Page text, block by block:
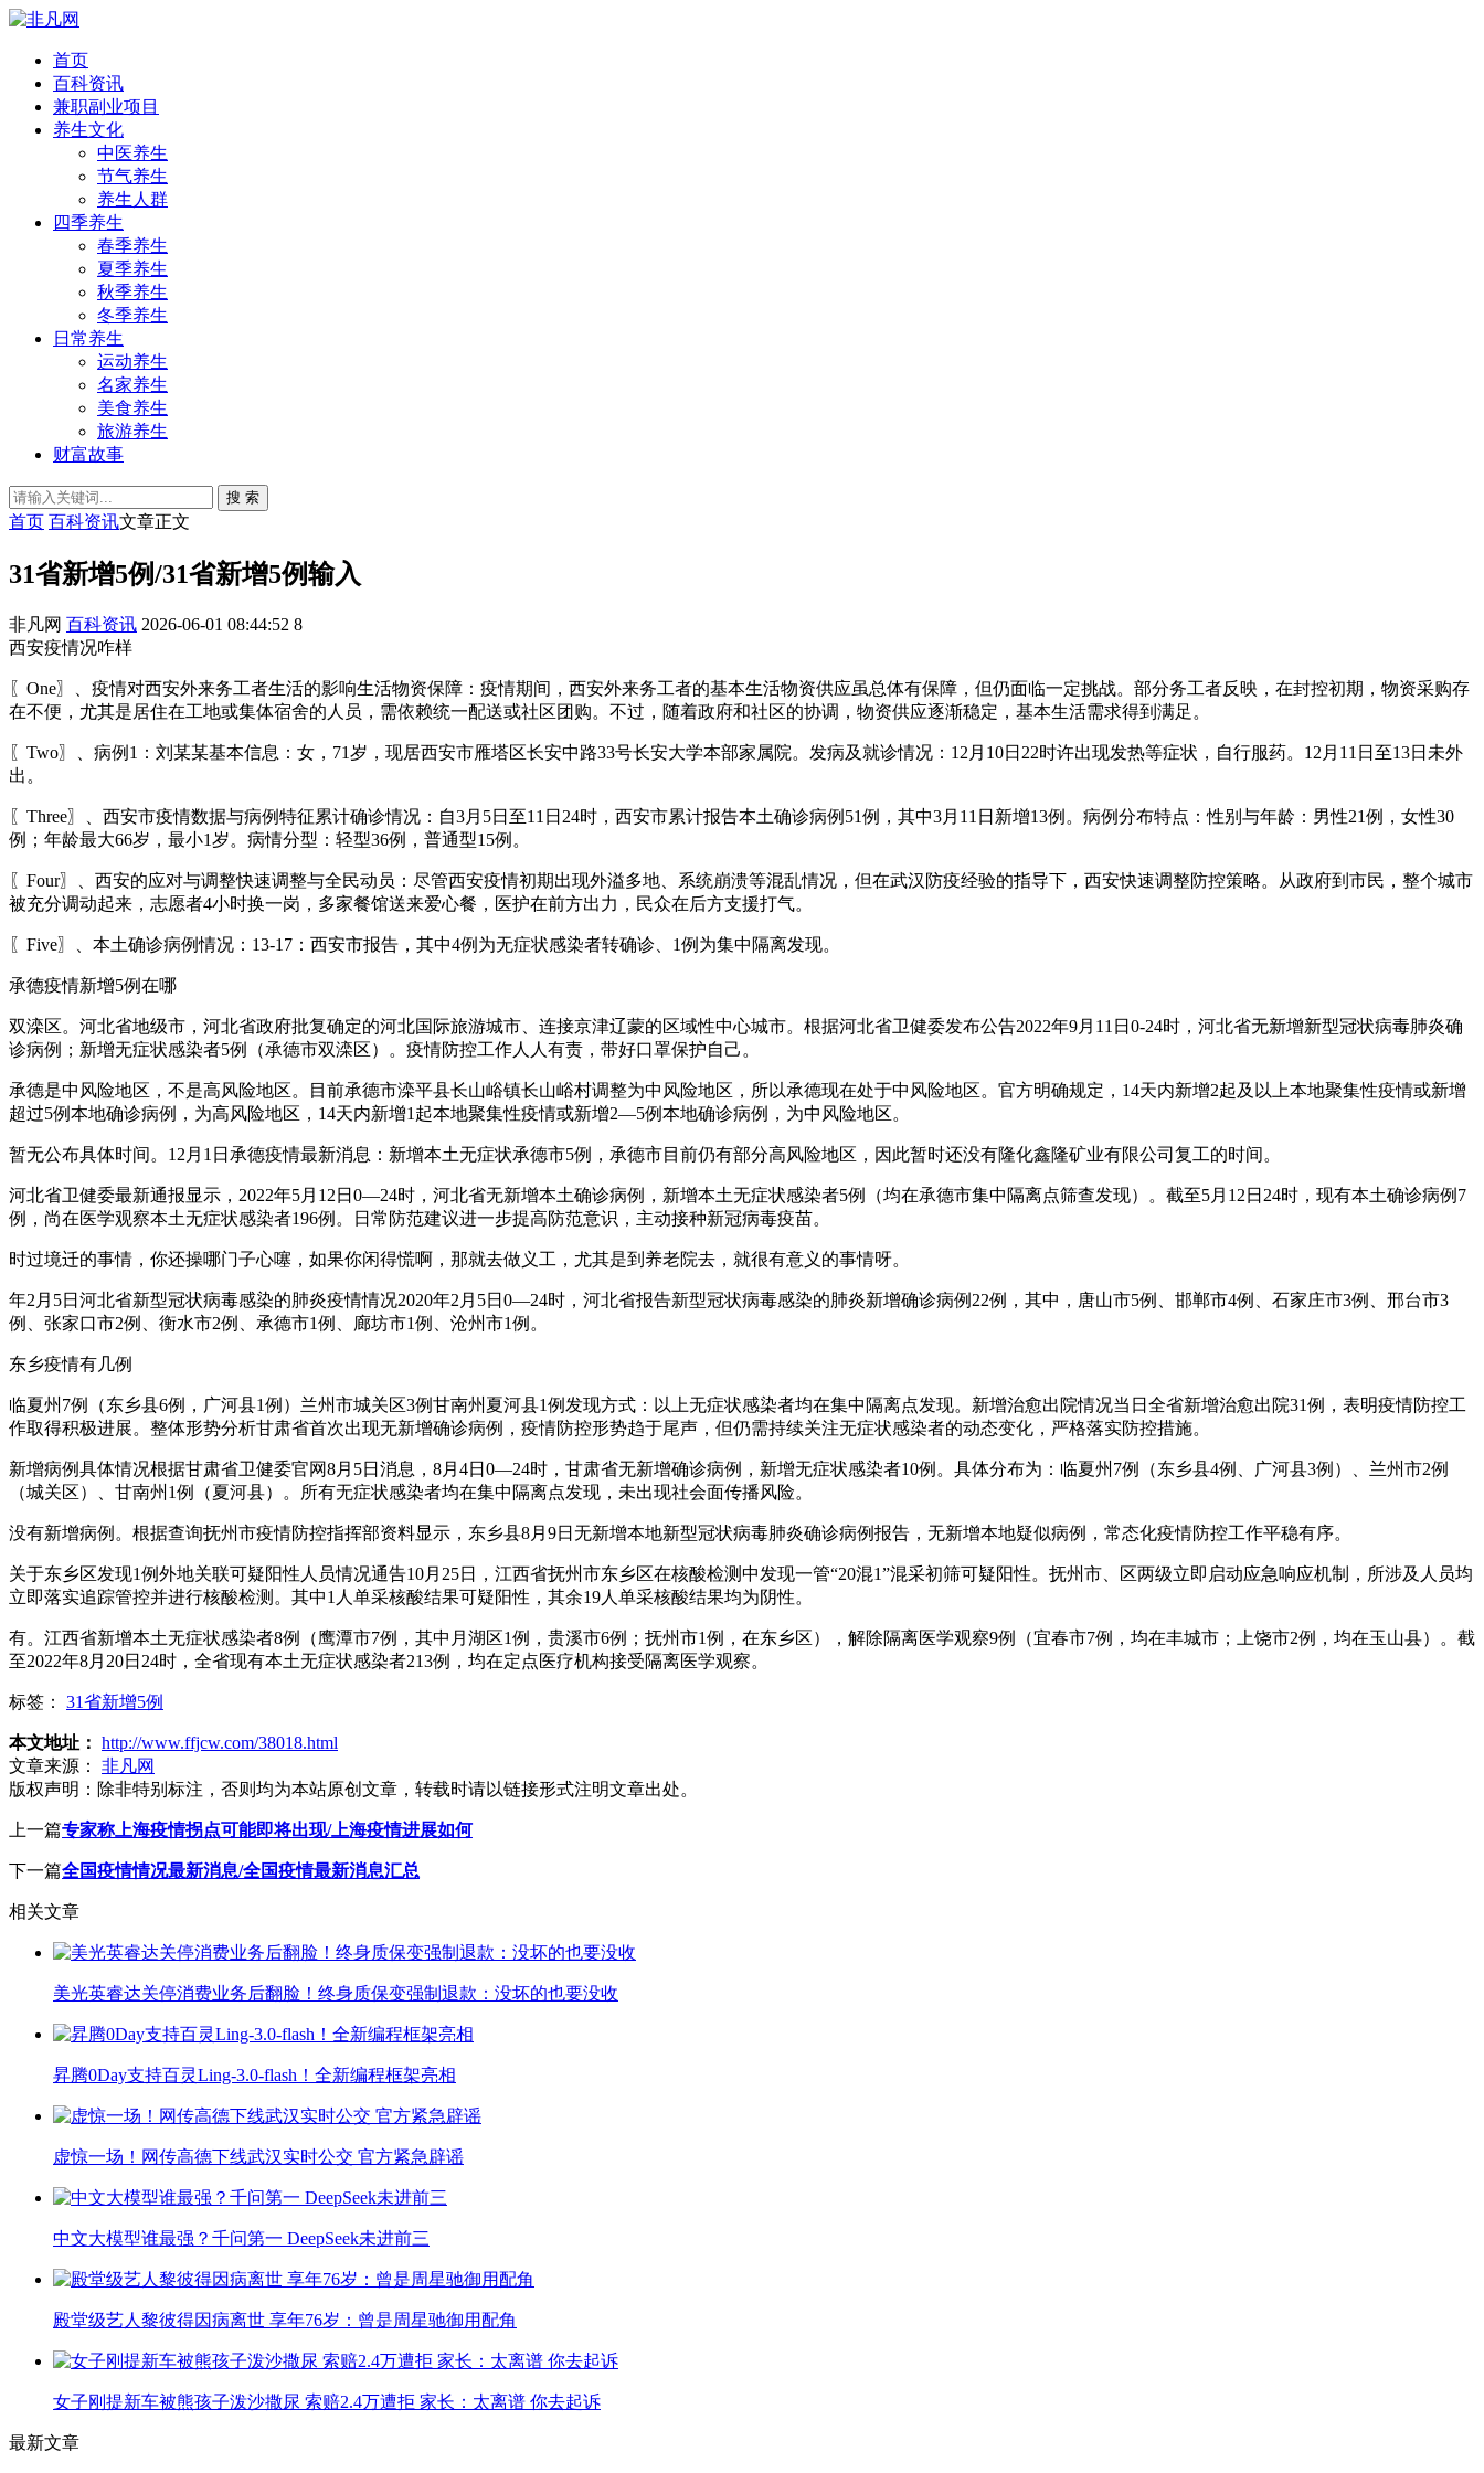
首页
百科资讯
兼职副业项目
养生文化
中医养生
节气养生
养生人群
四季养生
春季养生
夏季养生
秋季养生
冬季养生
日常养生
运动养生
名家养生
美食养生
旅游养生
财富故事
搜 索
首页 百科资讯文章正文
31省新增5例/31省新增5例输入
非凡网 百科资讯 2026-06-01 08:44:52 8
西安疫情况咋样
〖One〗、疫情对西安外来务工者生活的影响生活物资保障：疫情期间，西安外来务工者的基本生活物资供应虽总体有保障，但仍面临一定挑战。部分务工者反映，在封控初期，物资采购存
在不便，尤其是居住在工地或集体宿舍的人员，需依赖统一配送或社区团购。不过，随着政府和社区的协调，物资供应逐渐稳定，基本生活需求得到满足。
〖Two〗、病例1：刘某某基本信息：女，71岁，现居西安市雁塔区长安中路33号长安大学本部家属院。发病及就诊情况：12月10日22时许出现发热等症状，自行服药。12月11日至13日未外
出。
〖Three〗、西安市疫情数据与病例特征累计确诊情况：自3月5日至11日24时，西安市累计报告本土确诊病例51例，其中3月11日新增13例。病例分布特点：性别与年龄：男性21例，女性30
例；年龄最大66岁，最小1岁。病情分型：轻型36例，普通型15例。
〖Four〗、西安的应对与调整快速调整与全民动员：尽管西安疫情初期出现外溢多地、系统崩溃等混乱情况，但在武汉防疫经验的指导下，西安快速调整防控策略。从政府到市民，整个城市
被充分调动起来，志愿者4小时换一岗，多家餐馆送来爱心餐，医护在前方出力，民众在后方支援打气。
〖Five〗、本土确诊病例情况：13-17：西安市报告，其中4例为无症状感染者转确诊、1例为集中隔离发现。
承德疫情新增5例在哪
双滦区。河北省地级市，河北省政府批复确定的河北国际旅游城市、连接京津辽蒙的区域性中心城市。根据河北省卫健委发布公告2022年9月11日0-24时，河北省无新增新型冠状病毒肺炎确
诊病例；新增无症状感染者5例（承德市双滦区）。疫情防控工作人人有责，带好口罩保护自己。
承德是中风险地区，不是高风险地区。目前承德市滦平县长山峪镇长山峪村调整为中风险地区，所以承德现在处于中风险地区。官方明确规定，14天内新增2起及以上本地聚集性疫情或新增
超过5例本地确诊病例，为高风险地区，14天内新增1起本地聚集性疫情或新增2—5例本地确诊病例，为中风险地区。
暂无公布具体时间。12月1日承德疫情最新消息：新增本土无症状承德市5例，承德市目前仍有部分高风险地区，因此暂时还没有隆化鑫隆矿业有限公司复工的时间。
河北省卫健委最新通报显示，2022年5月12日0—24时，河北省无新增本土确诊病例，新增本土无症状感染者5例（均在承德市集中隔离点筛查发现）。截至5月12日24时，现有本土确诊病例7
例，尚在医学观察本土无症状感染者196例。日常防范建议进一步提高防范意识，主动接种新冠病毒疫苗。
时过境迁的事情，你还操哪门子心噻，如果你闲得慌啊，那就去做义工，尤其是到养老院去，就很有意义的事情呀。
年2月5日河北省新型冠状病毒感染的肺炎疫情情况2020年2月5日0—24时，河北省报告新型冠状病毒感染的肺炎新增确诊病例22例，其中，唐山市5例、邯郸市4例、石家庄市3例、邢台市3
例、张家口市2例、衡水市2例、承德市1例、廊坊市1例、沧州市1例。
东乡疫情有几例
临夏州7例（东乡县6例，广河县1例）兰州市城关区3例甘南州夏河县1例发现方式：以上无症状感染者均在集中隔离点发现。新增治愈出院情况当日全省新增治愈出院31例，表明疫情防控工
作取得积极进展。整体形势分析甘肃省首次出现无新增确诊病例，疫情防控形势趋于尾声，但仍需持续关注无症状感染者的动态变化，严格落实防控措施。
新增病例具体情况根据甘肃省卫健委官网8月5日消息，8月4日0—24时，甘肃省无新增确诊病例，新增无症状感染者10例。具体分布为：临夏州7例（东乡县4例、广河县3例）、兰州市2例
（城关区）、甘南州1例（夏河县）。所有无症状感染者均在集中隔离点发现，未出现社会面传播风险。
没有新增病例。根据查询抚州市疫情防控指挥部资料显示，东乡县8月9日无新增本地新型冠状病毒肺炎确诊病例报告，无新增本地疑似病例，常态化疫情防控工作平稳有序。
关于东乡区发现1例外地关联可疑阳性人员情况通告10月25日，江西省抚州市东乡区在核酸检测中发现一管“20混1”混采初筛可疑阳性。抚州市、区两级立即启动应急响应机制，所涉及人员均
立即落实追踪管控并进行核酸检测。其中1人单采核酸结果可疑阳性，其余19人单采核酸结果均为阴性。
有。江西省新增本土无症状感染者8例（鹰潭市7例，其中月湖区1例，贵溪市6例；抚州市1例，在东乡区），解除隔离医学观察9例（宜春市7例，均在丰城市；上饶市2例，均在玉山县）。截
至2022年8月20日24时，全省现有本土无症状感染者213例，均在定点医疗机构接受隔离医学观察。
标签： 31省新增5例
本文地址： http://www.ffjcw.com/38018.html
文章来源：
非凡网
版权声明： 除非特别标注，否则均为本站原创文章，转载时请以链接形式注明文章出处。
上一篇专家称上海疫情拐点可能即将出现/上海疫情进展如何
下一篇全国疫情情况最新消息/全国疫情最新消息汇总
相关文章
美光英睿达关停消费业务后翻脸！终身质保变强制退款：没坏的也要没收
昇腾0Day支持百灵Ling-3.0-flash！全新编程框架亮相
虚惊一场！网传高德下线武汉实时公交 官方紧急辟谣
中文大模型谁最强？千问第一 DeepSeek未进前三
殿堂级艺人黎彼得因病离世 享年76岁：曾是周星驰御用配角
女子刚提新车被熊孩子泼沙撒尿 索赔2.4万遭拒 家长：太离谱 你去起诉
最新文章